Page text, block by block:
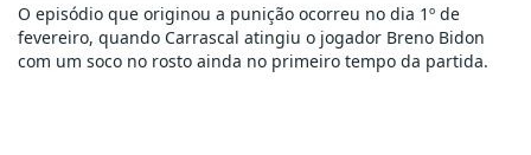
O episódio que originou a punição ocorreu no dia 1º de
fevereiro, quando Carrascal atingiu o jogador Breno Bidon
com um soco no rosto ainda no primeiro tempo da partida.